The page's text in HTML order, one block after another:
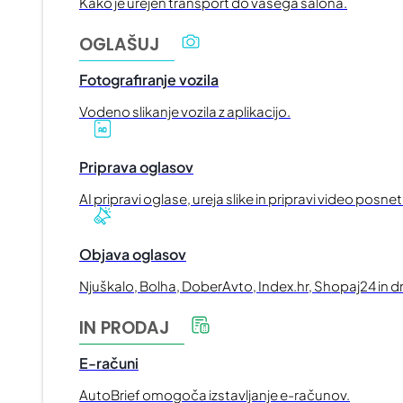
OGLAŠUJ
Fotografiranje vozila
Vodeno slikanje vozila z aplikacijo.
Priprava oglasov
AI pripravi oglase, ureja slike in pripravi video
Objava oglasov
Njuškalo, Bolha, DoberAvto, Index.hr, Shopaj24 in
IN PRODAJ
E-računi
AutoBrief omogoča izstavljanje e-računov.